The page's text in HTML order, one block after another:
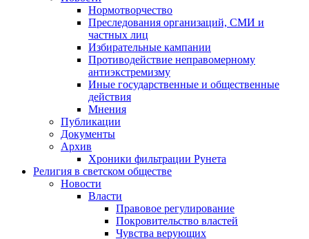
Нормотворчество
Преследования организаций, СМИ и
частных лиц
Избирательные кампании
Противодействие неправомерному
антиэкстремизму
Иные государственные и общественные
действия
Мнения
Публикации
Документы
Архив
Хроники фильтрации Рунета
Религия в светском обществе
Новости
Власти
Правовое регулирование
Покровительство властей
Чувства верующих